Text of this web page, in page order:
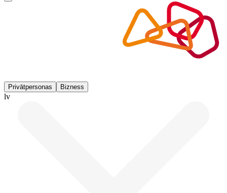
Privātpersonas Bizness
lv